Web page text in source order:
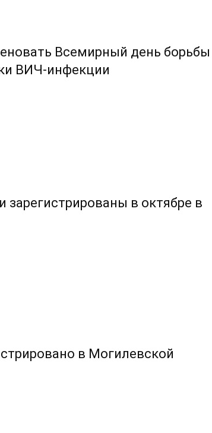
Всемирный день борьбы
ВИЧ-инфекции
в октябре в
в Могилевской